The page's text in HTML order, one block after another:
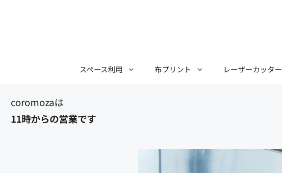
スペース利用 布プリント レーザーカッター
11時からの営業です